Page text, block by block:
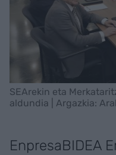
SEArekin eta
aldundia | Argazkia:
EnpresaBIDEA